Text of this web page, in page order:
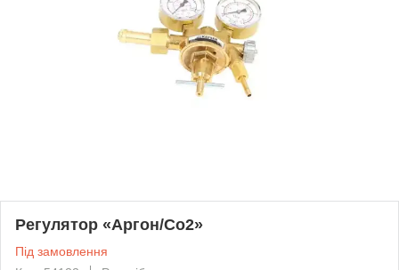
Регулятор «Аргон/Со2»
Під замовлення